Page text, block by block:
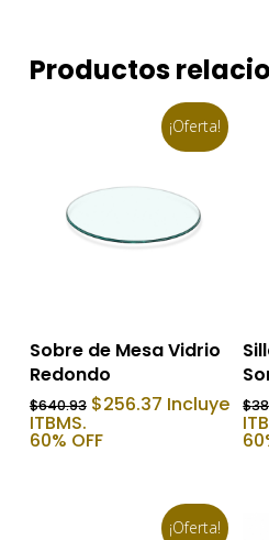
Productos
¡Oferta!
Añadir Al Carrito
Sobre de Mesa Vidrio
Redondo
$640.93 El
original
$256.37El
precio
Incluye
ITBMS.
60% OFF
$
¡Oferta!